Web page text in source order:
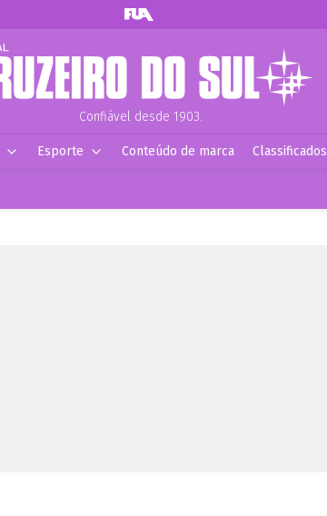
Confiável desde 1903.
Esporte Conteúdo de marca Classificados